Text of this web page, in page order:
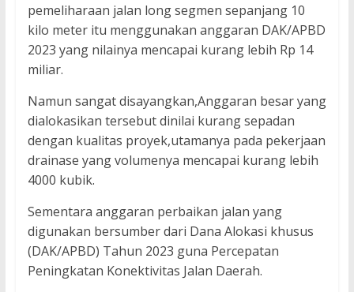
pemeliharaan jalan long segmen sepanjang 10
kilo meter itu menggunakan anggaran DAK/APBD
2023 yang nilainya mencapai kurang lebih Rp 14
miliar.
Namun sangat disayangkan,Anggaran besar yang
dialokasikan tersebut dinilai kurang sepadan
dengan kualitas proyek,utamanya pada pekerjaan
drainase yang volumenya mencapai kurang lebih
4000 kubik.
Sementara anggaran perbaikan jalan yang
digunakan bersumber dari Dana Alokasi khusus
(DAK/APBD) Tahun 2023 guna Percepatan
Peningkatan Konektivitas Jalan Daerah.